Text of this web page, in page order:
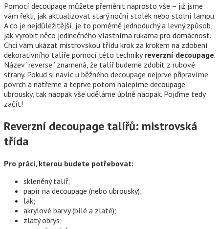
Pomocí decoupage můžete přeměnit naprosto vše – již jsme
vám řekli, jak aktualizovat starý noční stolek nebo stolní lampu.
A co je nejdůležitější, je to poměrně jednoduchý a levný způsob,
jak vyrobit něco jedinečného vlastníma rukama pro domácnost.
Chci vám ukázat mistrovskou třídu krok za krokem na zdobení
dekorativního talíře pomocí této technikyreverzní decoupage.
Název “reverse” znamená, že talíř budeme zdobit z rubové
strany. Pokud si navíc u běžného decoupage nejprve připravíme
povrch a natřeme a teprve potom nalepíme decoupage
ubrousky, tak naopak vše uděláme úplně naopak. Pojďme tedy
začít!
Reverzní decoupage talířů: mistrovská
třída
Pro práci, kterou budete potřebovat:
skleněný talíř;
papír na decoupage (nebo ubrousky);
lak;
akrylové barvy (bílé a zlaté);
zlatý obrys;